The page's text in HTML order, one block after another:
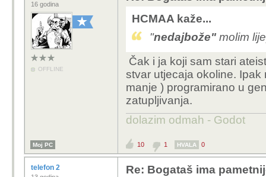
16 godina
OFFLINE
HCMAA kaže...
"nedajbože" molim
Čak i ja koji sam stari
stvar utjecaja okoline.
manje ) programirano u
zatupljivanja.
dolazim odmah - Godot
Moj PC 10 1 HVALA 0
telefon 2
Re: Bogataš ima